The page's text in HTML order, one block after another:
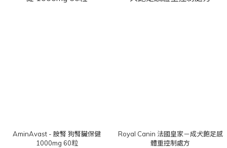
AminAvast - 胺腎 狗腎臟保健
1000mg 60粒
Royal Canin 法國皇家－成犬飽足感
體重控制處方